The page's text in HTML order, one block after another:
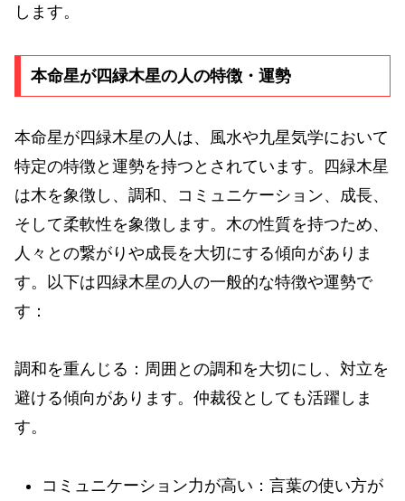
します。
本命星が四緑木星の人の特徴・運勢
本命星が四緑木星の人は、風水や九星気学において
特定の特徴と運勢を持つとされています。四緑木星
は木を象徴し、調和、コミュニケーション、成長、
そして柔軟性を象徴します。木の性質を持つため、
人々との繋がりや成長を大切にする傾向がありま
す。以下は四緑木星の人の一般的な特徴や運勢で
す：
調和を重んじる：周囲との調和を大切にし、対立を
避ける傾向があります。仲裁役としても活躍しま
す。
コミュニケーション力が高い：言葉の使い方が